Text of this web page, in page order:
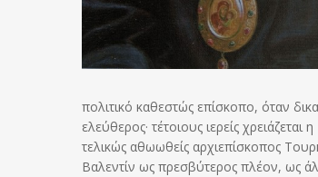
πολιτικό καθεστώς επίσκοπο, όταν
ελεύθερος· τέτοιους ιερείς
τελικώς αθωωθείς αρχιεπίσκοπος
Βαλεντίν ως πρεσβύτερος πλέον, ως